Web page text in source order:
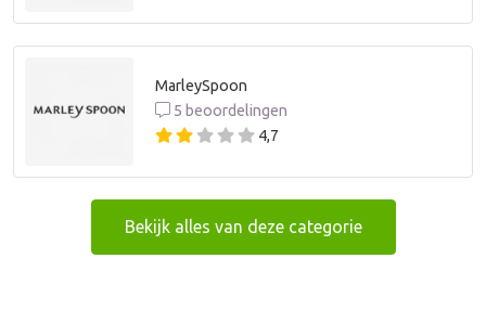
MarleySpoon
5 beoordelingen
4,7
Bekijk alles van deze categorie